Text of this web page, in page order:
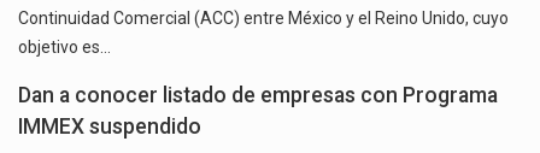
Continuidad Comercial (ACC) entre México y el Reino Unido, cuyo
objetivo es…
Dan a conocer listado de empresas con Programa
IMMEX suspendido